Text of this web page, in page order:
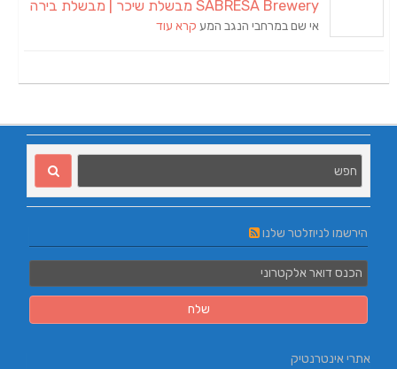
SABRESA Brewery מבשלת שיכר | מבשלת בירה
אי שם במרחבי הנגב המע קרא עוד
הירשמו לניוזלטר שלנו
אתרי אינטרנטיק